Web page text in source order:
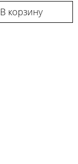
В корзину